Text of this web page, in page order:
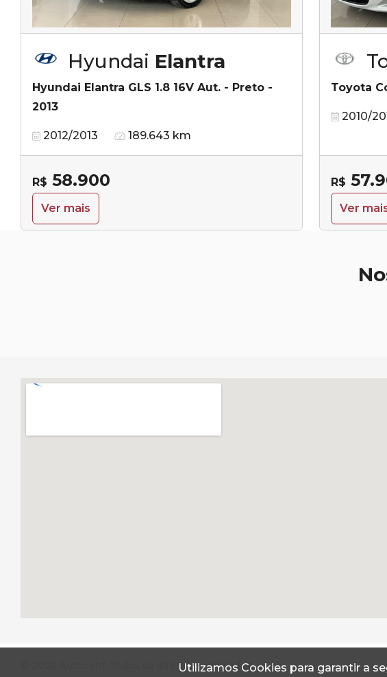
Utilizamos Cookies para garantir a
Hyundai Elantra
Hyundai Elantra GLS 1.8 16V Aut. - Preto -
2013
2012/2013 189.643 km
R$ 58.900
Ver mais
Toyota
2010/
R$
Ver
© 2026 Autoconf. Todos os direitos reservados.